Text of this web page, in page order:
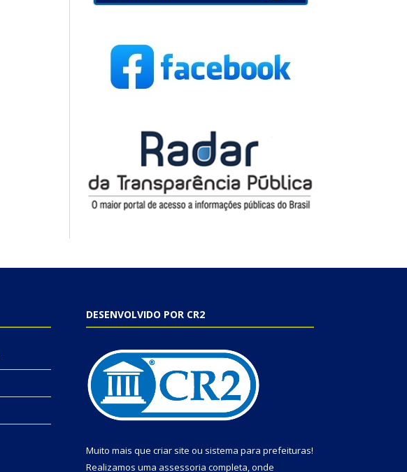
DESENVOLVIDO POR CR2
Muito mais que criar site ou sistema para prefeituras!
Realizamos uma assessoria completa, onde